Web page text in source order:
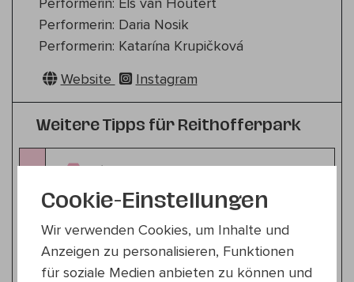
Performerin: Daria Nosik
Performerin: Katarína Krupičková
Website
Instagram
Weitere Tipps für Reithofferpark
Literatur
10:00 — 14:00
Workshop: Kritische Schreibsession:
It's a man's wor(l)d!
Muhammet Ali Baş & Der Kuseng
Cookie-Einstellungen
Wir verwenden Cookies, um Inhalte und
Anzeigen zu personalisieren, Funktionen
für soziale Medien anbieten zu können und